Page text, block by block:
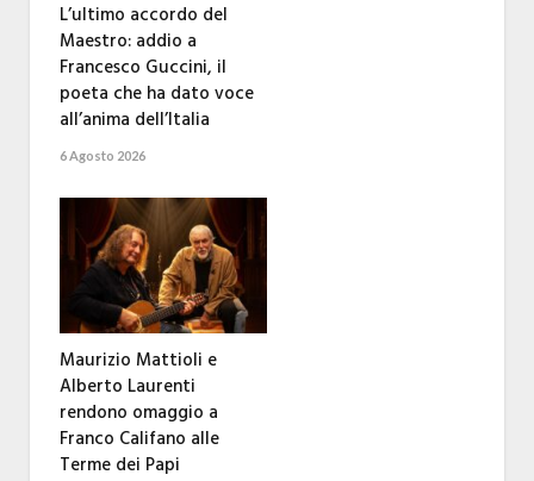
L’ultimo accordo del
Maestro: addio a
Francesco Guccini, il
poeta che ha dato voce
all’anima dell’Italia
6 Agosto 2026
Maurizio Mattioli e
Alberto Laurenti
rendono omaggio a
Franco Califano alle
Terme dei Papi